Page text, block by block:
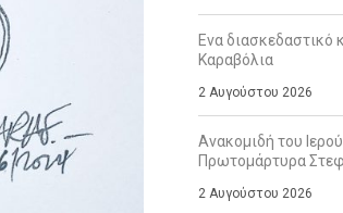
Ενα διασκεδαστικό
Καραβόλια
2 Αυγούστου 2026
Ανακομιδή του
Πρωτομάρτυρα
2 Αυγούστου 2026